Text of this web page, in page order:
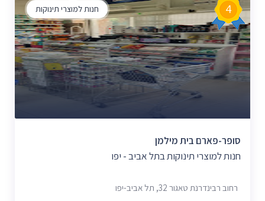
חנות למוצרי תינוקות 4
סופר-פארם בית מילמן
חנות למוצרי תינוקות בתל אביב - יפו
רחוב רבינדרנת טאגור 32, תל אביב-יפו